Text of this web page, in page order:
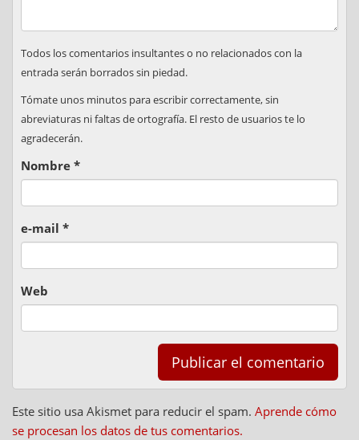
Todos los comentarios insultantes o no relacionados con la
entrada serán borrados sin piedad.
Tómate unos minutos para escribir correctamente, sin
abreviaturas ni faltas de ortografía. El resto de usuarios te lo
agradecerán.
Nombre *
e-mail *
Web
Este sitio usa Akismet para reducir el spam. Aprende cómo
se procesan los datos de tus comentarios.